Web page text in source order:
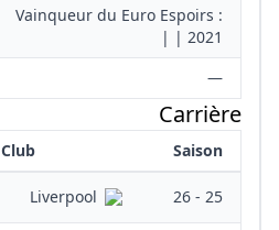
Vainqueur du Euro Espoirs :
| 2021 |
—
Carrière
Saison
Club
25 - 26
Liverpool